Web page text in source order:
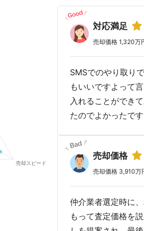
対応満足
売却価格 1,320万
SMSでのやり取り
もいいですよって
入れることができ
たのでよかったです
売却価格
売却価格 3,910万
仲介業者選定時に
もって査定価格を